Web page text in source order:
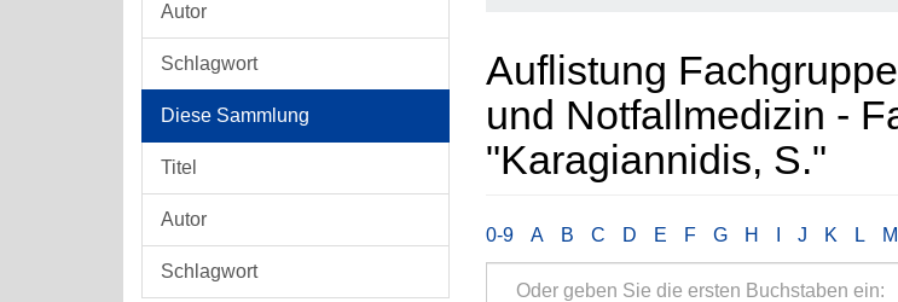
Autor
Schlagwort
Diese Sammlung
Titel
Autor
Schlagwort
Auflistung
und Notfallmedizin -
"Karagiannidis, S."
0-9 A B C D E F G H J K L M